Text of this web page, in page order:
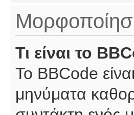
Τι είναι το
Το BBCode
μηνύματα